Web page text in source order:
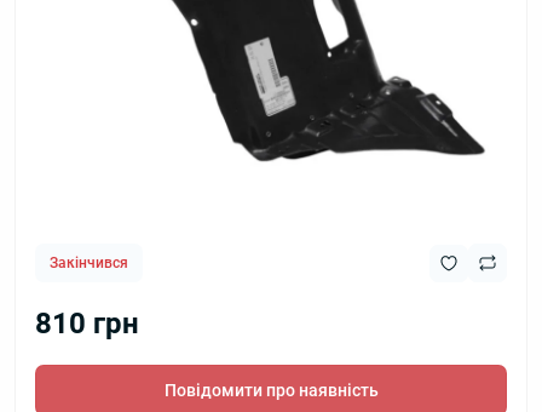
Закінчився
810 грн
Повідомити про наявність